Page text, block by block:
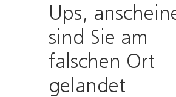
Ups,
sind Sie am
falschen Ort
gelandet